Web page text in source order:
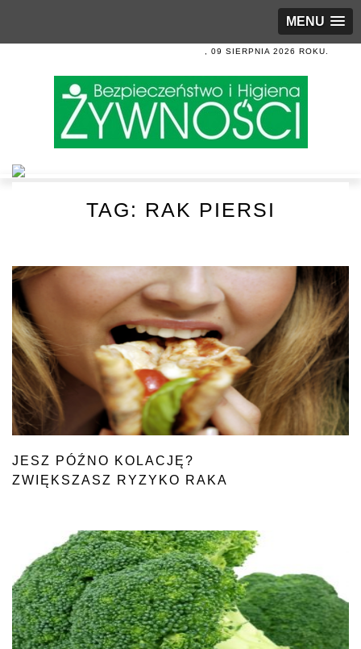
MENU
, 09 SIERPNIA 2026 ROKU.
TAG: RAK PIERSI
JESZ PÓŹNO KOLACJĘ?
ZWIĘKSZASZ RYZYKO RAKA